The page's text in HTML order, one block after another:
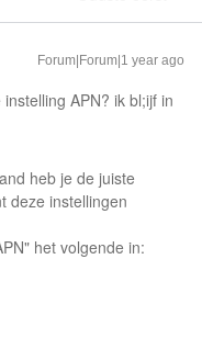
Forum|Forum|1 year ago
APN? ik bl;ijf in
heb je de juiste
deze instellingen
het volgende in: